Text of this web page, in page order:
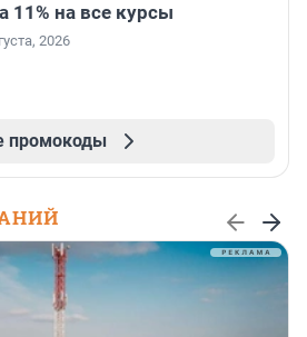
11% на все курсы
2026
промокоды